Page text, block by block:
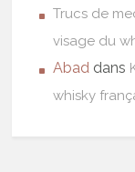
Trucs de
visage du
Abad dans
whisky